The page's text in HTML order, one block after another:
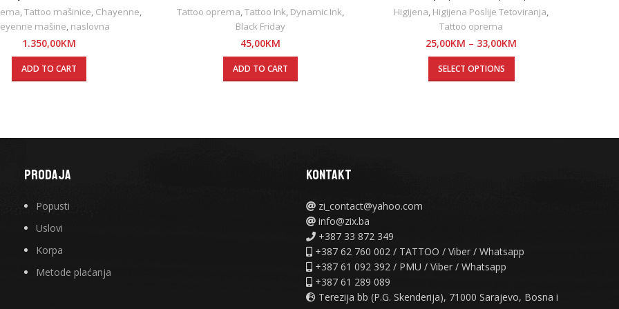
,Tattoo mašinice, Chayenne,
mašine, naslovna
1.350,00KM
ADD TO CART
Tattoo oprema,Tattoo Ink, Dynamic Ink,
Black Friday
45,00KM
ADD TO CART
Higijena, Higijena Poslije Tetoviranja,
Tattoo oprema
25,00KM – 33,00KM
SELECT OPTIONS
PRODAJA
Popusti
Uslovi
Korpa
Metode plaćanja
KONTAKT
zi_contact@yahoo.com
info@zix.ba
+387 33 872 349
+387 62 760 002 / TATTOO / Viber / Whatsapp
+387 61 092 392 / PMU / Viber / Whatsapp
+387 61 289 089
Terezija bb (P.G. Skenderija), 71000 Sarajevo, Bosna i